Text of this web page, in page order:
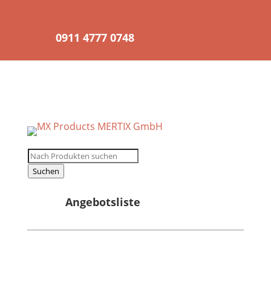
0911 4777 0748
Products
search
Suchen
Angebotsliste